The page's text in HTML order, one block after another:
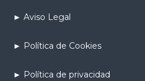
► Aviso Legal
► Política de Cookies
► Política de privacidad